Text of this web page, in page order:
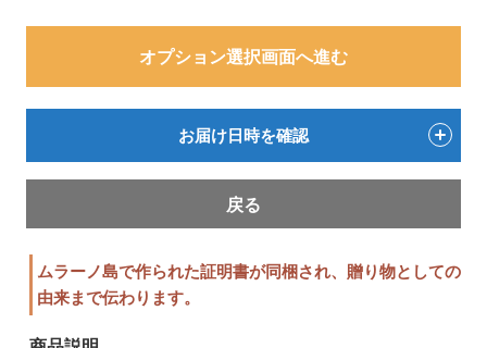
ムラーノ島で作られた証明書が同梱され、贈り物としての
由来まで伝わります。
オプション選択画面へ進む
お届け日時を確認
戻る